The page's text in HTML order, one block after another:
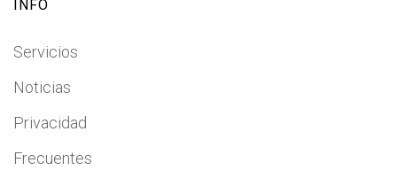
INFO
Servicios
Noticias
Privacidad
Frecuentes